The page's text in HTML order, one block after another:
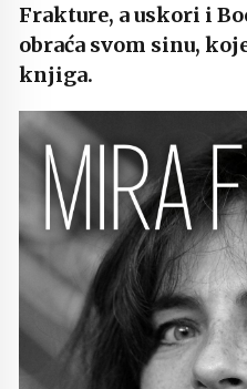
Frakture, a uskori i
obraća svom sinu,
knjiga.